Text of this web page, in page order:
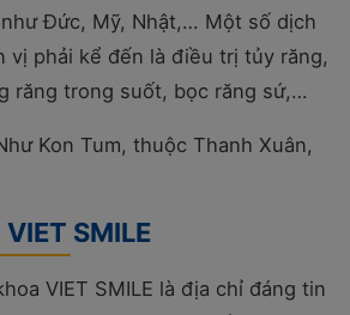
Đức, Mỹ, Nhật,… Một số dịch
vị phải kể đến là điều trị tủy răng,
răng trong suốt, bọc răng sứ,…
Kon Tum, thuộc Thanh Xuân,
SMILE
VIET SMILE là địa chỉ đáng tin